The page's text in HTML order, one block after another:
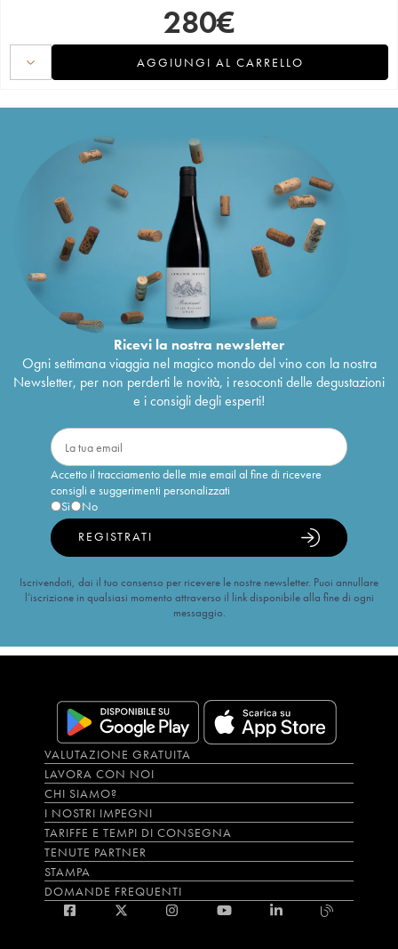
280€
AGGIUNGI AL CARRELLO
Ricevi la nostra newsletter
Ogni settimana viaggia nel magico mondo del vino con la nostra
Newsletter, per non perderti le novità, i resoconti delle degustazioni
e i consigli degli esperti!
Accetto il tracciamento delle mie email al fine di ricevere
consigli e suggerimenti personalizzati
Sì
No
REGISTRATI
Iscrivendoti, dai il tuo consenso per ricevere le nostre newsletter. Puoi annullare
l’iscrizione in qualsiasi momento attraverso il link disponibile alla fine di ogni
messaggio.
VALUTAZIONE GRATUITA
LAVORA CON NOI
CHI SIAMO?
I NOSTRI IMPEGNI
TARIFFE E TEMPI DI CONSEGNA
TENUTE PARTNER
STAMPA
DOMANDE FREQUENTI